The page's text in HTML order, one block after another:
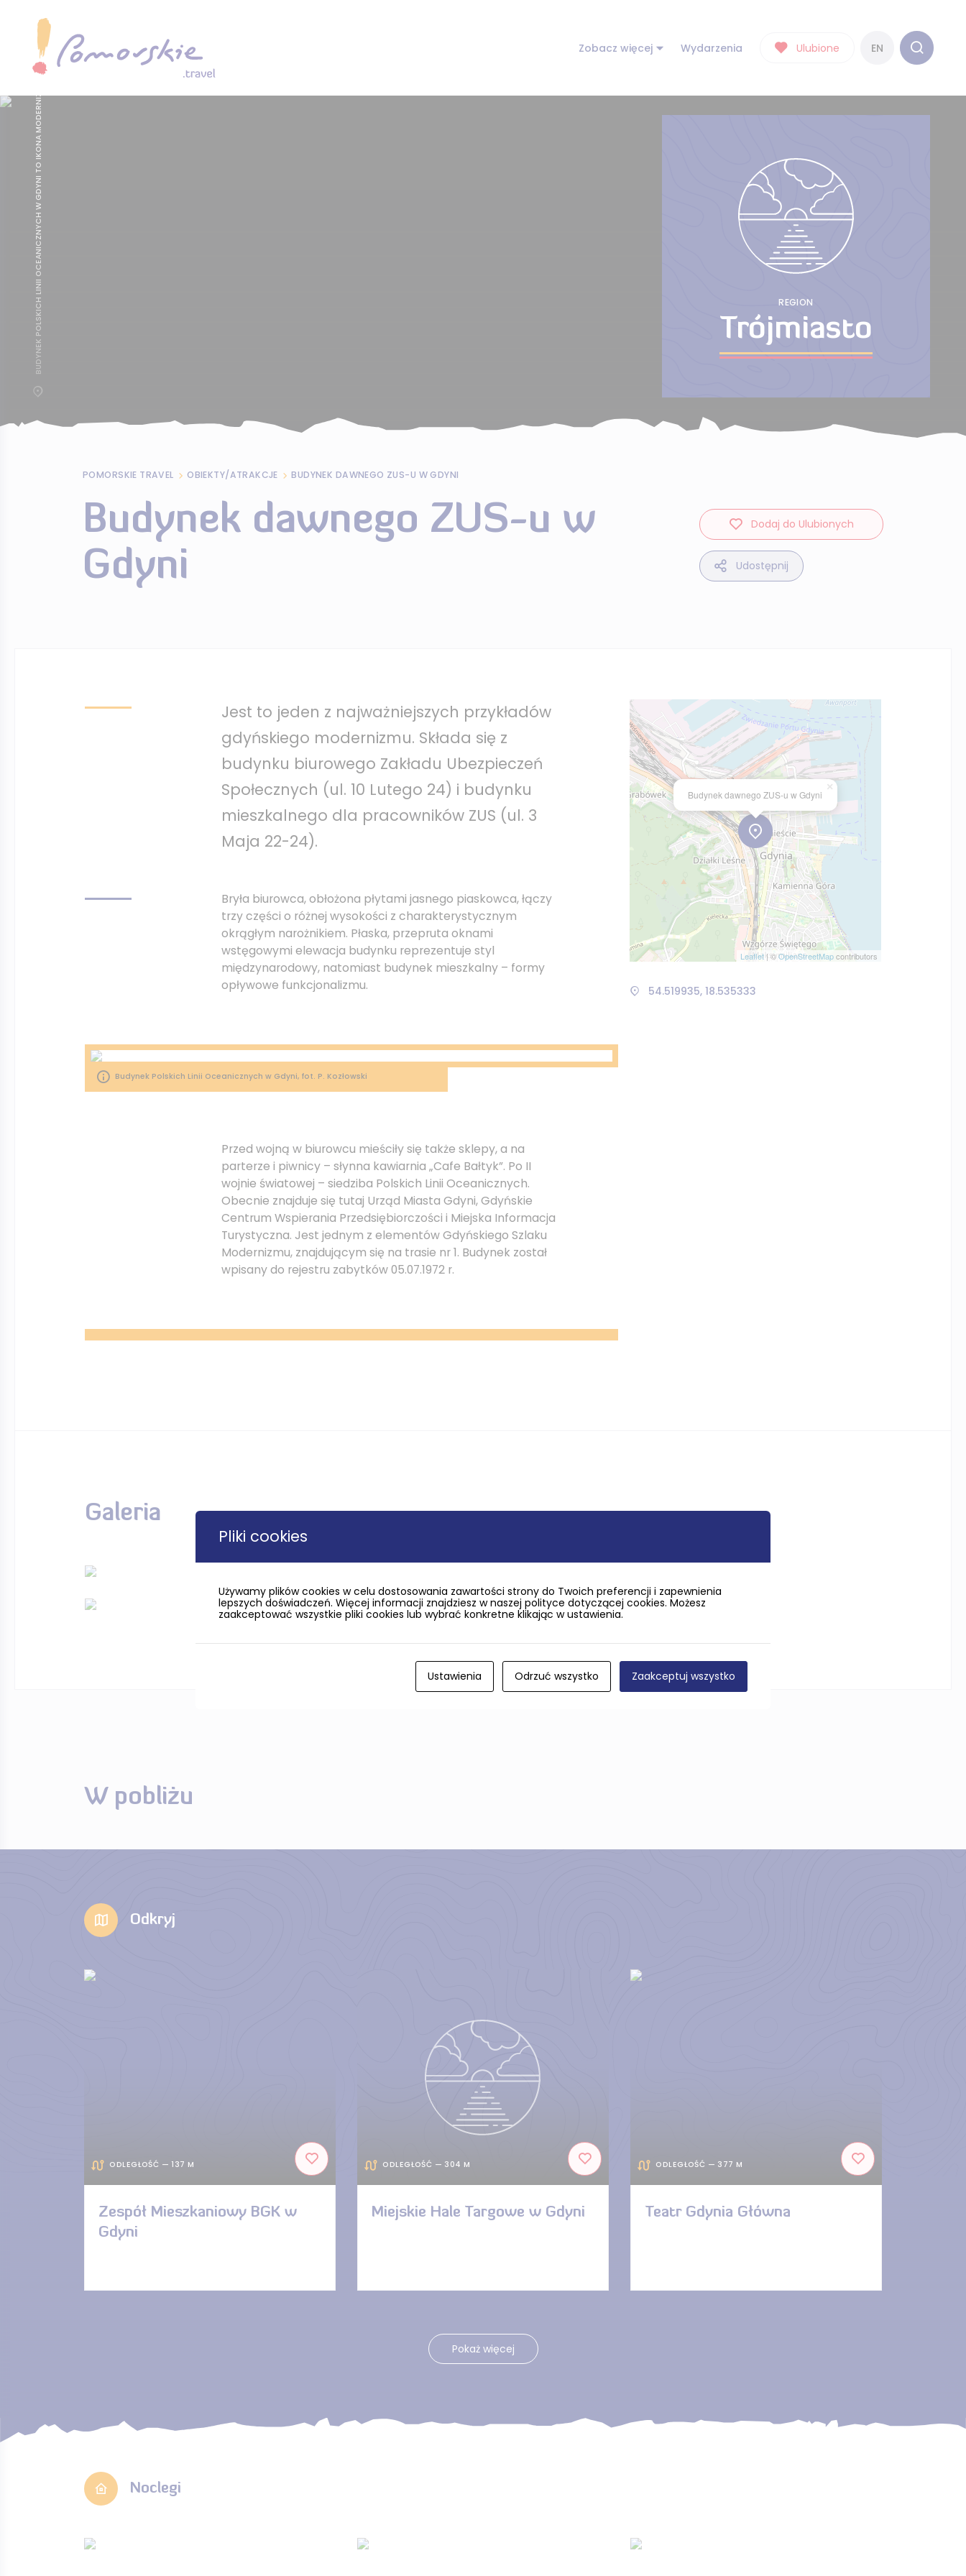
Zobacz więcej Wydarzenia Ulubione EN
REGION
Trójmiasto
POMORSKIE TRAVEL OBIEKTY/ATRAKCJE BUDYNEK DAWNEGO ZUS-U W GDYNI
Budynek dawnego ZUS-u w
Gdyni
Dodaj do Ulubionych
Udostępnij
Jest to jeden z najważniejszych przykładów
gdyńskiego modernizmu. Składa się z
budynku biurowego Zakładu Ubezpieczeń
Społecznych (ul. 10 Lutego 24) i budynku
mieszkalnego dla pracowników ZUS (ul. 3
Maja 22-24).
Bryła biurowca, obłożona płytami jasnego piaskowca, łączy
trzy części o różnej wysokości z charakterystycznym
okrągłym narożnikiem. Płaska, przepruta oknami
wstęgowymi elewacja budynku reprezentuje styl
międzynarodowy, natomiast budynek mieszkalny – formy
opływowe funkcjonalizmu.
Budynek Polskich Linii Oceanicznych w Gdyni, fot. P. Kozłowski
Przed wojną w biurowcu mieściły się także sklepy, a na
parterze i piwnicy – słynna kawiarnia „Cafe Bałtyk”. Po II
wojnie światowej – siedziba Polskich Linii Oceanicznych.
Obecnie znajduje się tutaj Urząd Miasta Gdyni, Gdyńskie
Centrum Wspierania Przedsiębiorczości i Miejska Informacja
Turystyczna. Jest jednym z elementów Gdyńskiego Szlaku
Modernizmu, znajdującym się na trasie nr 1. Budynek został
wpisany do rejestru zabytków 05.07.1972 r.
Budynek dawnego ZUS-u w Gdyni
×
Leaflet| ©OpenStreetMapcontributors
54.519935, 18.535333
Galeria
W pobliżu
Odkryj
ODLEGŁOŚĆ — 137 M
Zespół Mieszkaniowy BGK w
Gdyni
ODLEGŁOŚĆ — 304 M
Miejskie Hale Targowe w Gdyni
ODLEGŁOŚĆ — 377 M
Teatr Gdynia Główna
Pokaż więcej
Noclegi
Pliki cookies
Używamy plików cookies w celu dostosowania zawartości strony do Twoich preferencji i zapewnienia
lepszych doświadczeń. Więcej informacji znajdziesz w naszej polityce dotyczącej cookies. Możesz
zaakceptować wszystkie pliki cookies lub wybrać konkretne klikając w ustawienia.
Ustawienia Odrzuć wszystko Zaakceptuj wszystko